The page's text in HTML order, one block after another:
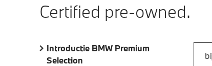
Certified pre-owned.
Introductie BMW Premium
Selection